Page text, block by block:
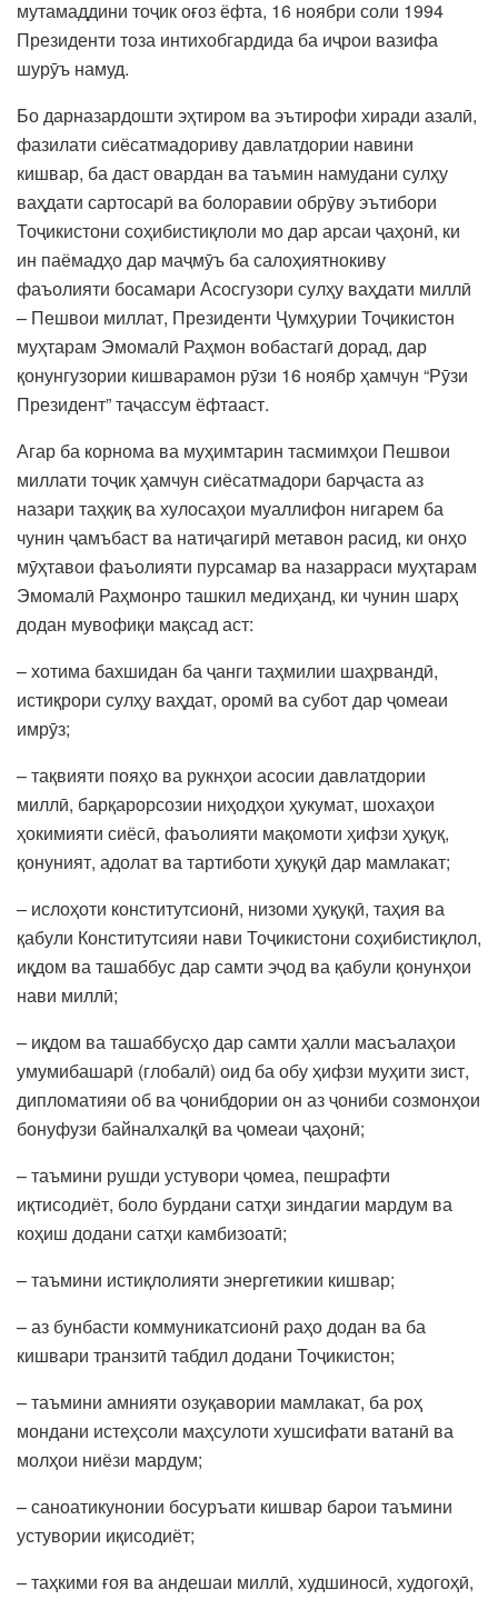
мутамаддини тоҷик оғоз ёфта, 16 ноябри соли 1994
Президенти тоза интихобгардида ба иҷрои вазифа
шурӯъ намуд.
Бо дарназардошти эҳтиром ва эътирофи хиради азалӣ,
фазилати сиёсатмадориву давлатдории навини
кишвар, ба даст овардан ва таъмин намудани сулҳу
ваҳдати сартосарӣ ва болоравии обрӯву эътибори
Тоҷикистони соҳибистиқлоли мо дар арсаи ҷаҳонӣ, ки
ин паёмадҳо дар маҷмӯъ ба салоҳиятнокиву
фаъолияти босамари Асосгузори сулҳу ваҳдати миллӣ
– Пешвои миллат, Президенти Ҷумҳурии Тоҷикистон
муҳтарам Эмомалӣ Раҳмон вобастагӣ дорад, дар
қонунгузории кишварамон рӯзи 16 ноябр ҳамчун “Рӯзи
Президент” таҷассум ёфтааст.
Агар ба корнома ва муҳимтарин тасмимҳои Пешвои
миллати тоҷик ҳамчун сиёсатмадори барҷаста аз
назари таҳқиқ ва хулосаҳои муаллифон нигарем ба
чунин ҷамъбаст ва натиҷагирӣ метавон расид, ки онҳо
мӯҳтавои фаъолияти пурсамар ва назарраси муҳтарам
Эмомалӣ Раҳмонро ташкил медиҳанд, ки чунин шарҳ
додан мувофиқи мақсад аст:
– хотима бахшидан ба ҷанги таҳмилии шаҳрвандӣ,
истиқрори сулҳу ваҳдат, оромӣ ва субот дар ҷомеаи
имрӯз;
– тақвияти пояҳо ва рукнҳои асосии давлатдории
миллӣ, барқарорсозии ниҳодҳои ҳукумат, шохаҳои
ҳокимияти сиёсӣ, фаъолияти мақомоти ҳифзи ҳуқуқ,
қонуният, адолат ва тартиботи ҳуқуқӣ дар мамлакат;
– ислоҳоти конститутсионӣ, низоми ҳуқуқӣ, таҳия ва
қабули Конститутсияи нави Тоҷикистони соҳибистиқлол,
иқдом ва ташаббус дар самти эҷод ва қабули қонунҳои
нави миллӣ;
– иқдом ва ташаббусҳо дар самти ҳалли масъалаҳои
умумибашарӣ (глобалӣ) оид ба обу ҳифзи муҳити зист,
дипломатияи об ва ҷонибдории он аз ҷониби созмонҳои
бонуфузи байналхалқӣ ва ҷомеаи ҷаҳонӣ;
– таъмини рушди устувори ҷомеа, пешрафти
иқтисодиёт, боло бурдани сатҳи зиндагии мардум ва
коҳиш додани сатҳи камбизоатӣ;
– таъмини истиқлолияти энергетикии кишвар;
– аз бунбасти коммуникатсионӣ раҳо додан ва ба
кишвари транзитӣ табдил додани Тоҷикистон;
– таъмини амнияти озуқавории мамлакат, ба роҳ
мондани истеҳсоли маҳсулоти хушсифати ватанӣ ва
молҳои ниёзи мардум;
– саноатикунонии босуръати кишвар барои таъмини
устувории иқисодиёт;
– таҳкими ғоя ва андешаи миллӣ, худшиносӣ, худогоҳӣ,